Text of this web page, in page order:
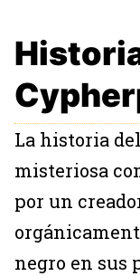
La historia
misteriosa
por un
negro en sus